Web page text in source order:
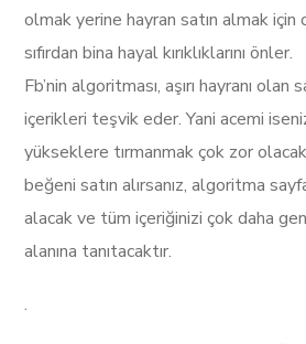
olmak yerine hayran satın almak için
sıfırdan bina hayal kırıklıklarını önler.
Fb’nin algoritması, aşırı hayranı
içerikleri teşvik eder. Yani acemi
yükseklere tırmanmak çok zor
beğeni satın alırsanız, algoritma
alacak ve tüm içeriğinizi çok daha
alanına tanıtacaktır.
.